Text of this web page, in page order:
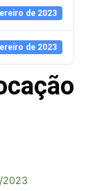
de 2023
de 2023
2023